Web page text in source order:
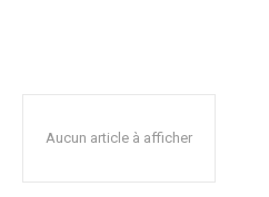
Aucun article à afficher